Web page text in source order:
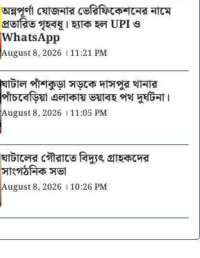
অন্নপূর্ণা যোজনার ভেরিফিকেশনের নামে
প্রতারিত গৃহবধূ। হ্যাক হল UPI ও
WhatsApp
August 8, 2026 । 11:21 PM
ঘাটাল পাঁশকুড়া সড়কে দাসপুর থানার
পাঁচবেড়িয়া এলাকায় ভয়াবহ পথ দুর্ঘটনা।
August 8, 2026 । 11:05 PM
ঘাটালের গৌরাতে বিদ্যুৎ গ্রাহকদের
সাংগঠনিক সভা
August 8, 2026 । 10:26 PM